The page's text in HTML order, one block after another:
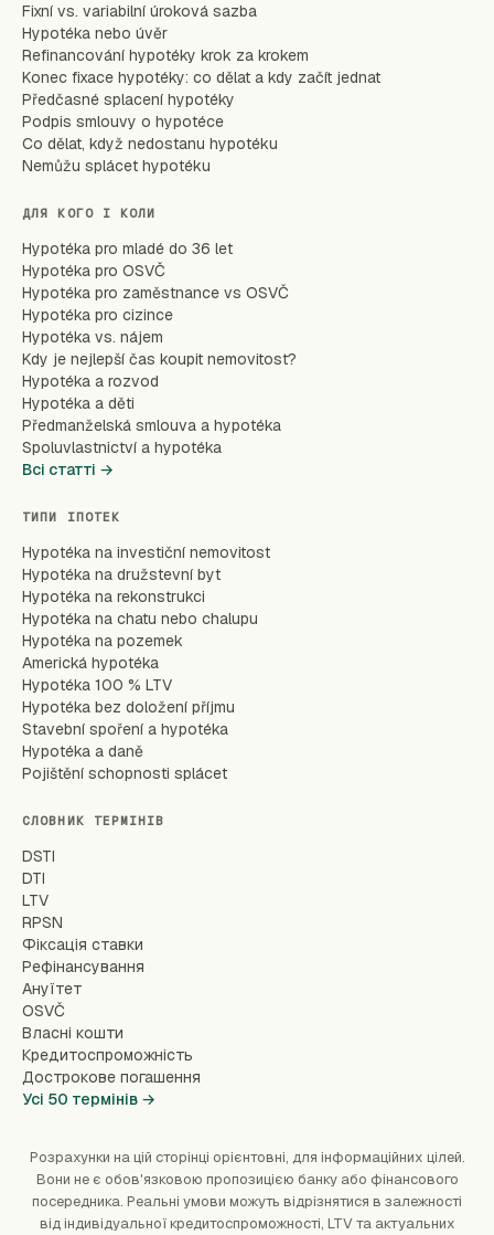
Fixní vs. variabilní úroková sazba
Hypotéka nebo úvěr
Refinancování hypotéky krok za krokem
Konec fixace hypotéky: co dělat a kdy začít jednat
Předčasné splacení hypotéky
Podpis smlouvy o hypotéce
Co dělat, když nedostanu hypotéku
Nemůžu splácet hypotéku
ДЛЯ КОГО І КОЛИ
Hypotéka pro mladé do 36 let
Hypotéka pro OSVČ
Hypotéka pro zaměstnance vs OSVČ
Hypotéka pro cizince
Hypotéka vs. nájem
Kdy je nejlepší čas koupit nemovitost?
Hypotéka a rozvod
Hypotéka a děti
Předmanželská smlouva a hypotéka
Spoluvlastnictví a hypotéka
Всі статті →
ТИПИ ІПОТЕК
Hypotéka na investiční nemovitost
Hypotéka na družstevní byt
Hypotéka na rekonstrukci
Hypotéka na chatu nebo chalupu
Hypotéka na pozemek
Americká hypotéka
Hypotéka 100 % LTV
Hypotéka bez doložení příjmu
Stavební spoření a hypotéka
Hypotéka a daně
Pojištění schopnosti splácet
СЛОВНИК ТЕРМІНІВ
DSTI
DTI
LTV
RPSN
Фіксація ставки
Рефінансування
Ануїтет
OSVČ
Власні кошти
Кредитоспроможність
Дострокове погашення
Усі 50 термінів →
Розрахунки на цій сторінці орієнтовні, для інформаційних цілей.
Вони не є обов'язковою пропозицією банку або фінансового
посередника. Реальні умови можуть відрізнятися в залежності
від індивідуальної кредитоспроможності, LTV та актуальних